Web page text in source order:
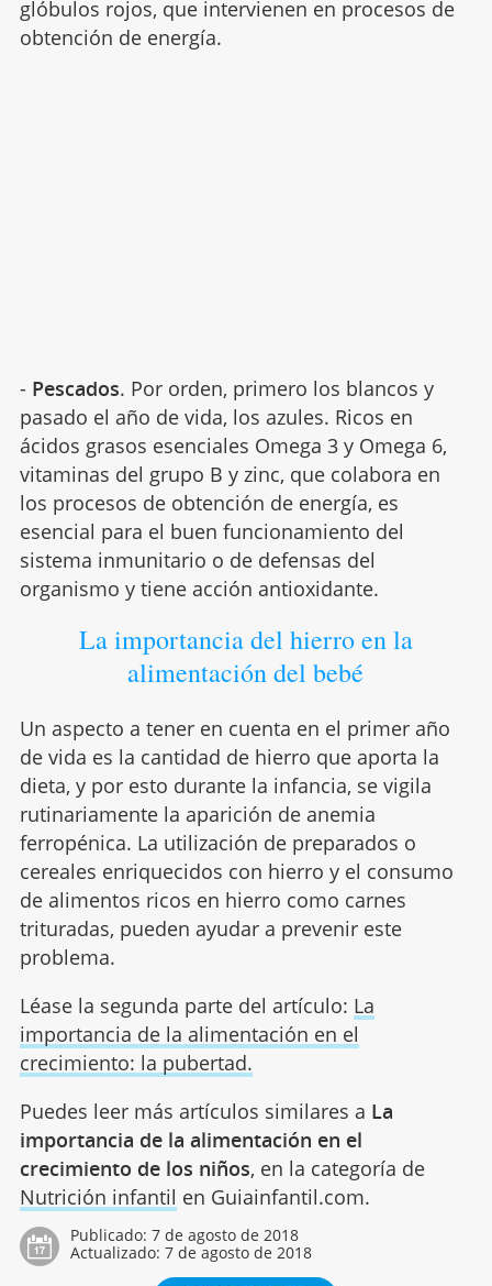
glóbulos rojos, que intervienen en procesos de
obtención de energía.
- Pescados. Por orden, primero los blancos y
pasado el año de vida, los azules. Ricos en
ácidos grasos esenciales Omega 3 y Omega 6,
vitaminas del grupo B y zinc, que colabora en
los procesos de obtención de energía, es
esencial para el buen funcionamiento del
sistema inmunitario o de defensas del
organismo y tiene acción antioxidante.
La importancia del hierro en la
alimentación del bebé
Un aspecto a tener en cuenta en el primer año
de vida es la cantidad de hierro que aporta la
dieta, y por esto durante la infancia, se vigila
rutinariamente la aparición de anemia
ferropénica. La utilización de preparados o
cereales enriquecidos con hierro y el consumo
de alimentos ricos en hierro como carnes
trituradas, pueden ayudar a prevenir este
problema.
Léase la segunda parte del artículo: La
importancia de la alimentación en el
crecimiento: la pubertad.
Puedes leer más artículos similares a La
importancia de la alimentación en el
crecimiento de los niños, en la categoría de
Nutrición infantil en Guiainfantil.com.
Publicado: 7 de agosto de 2018
Actualizado: 7 de agosto de 2018